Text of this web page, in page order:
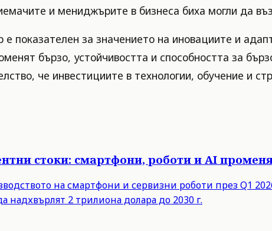
и мениджърите в бизнеса биха могли да
е показателен за значението на иновациите и
бързо, устойчивостта и способността за
че инвестициите в технологии, обучение и
стоки: смартфони, роботи и AI
на смартфони и сервизни роботи през Q1
надхвърлят 2 трилиона долара до 2030 г.